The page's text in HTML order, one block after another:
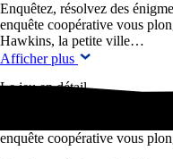
Enquêtez, résolvez des
enquête coopérative vous
Hawkins, la petite ville…
Afficher plus
Le jeu en détail
Enquêtez, résolvez des
enquête coopérative vous